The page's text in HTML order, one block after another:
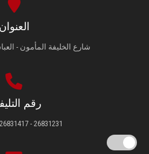
العنوان
شارع الخليفة المأمون -
رقم
26831231 - 26831417 - 26831474